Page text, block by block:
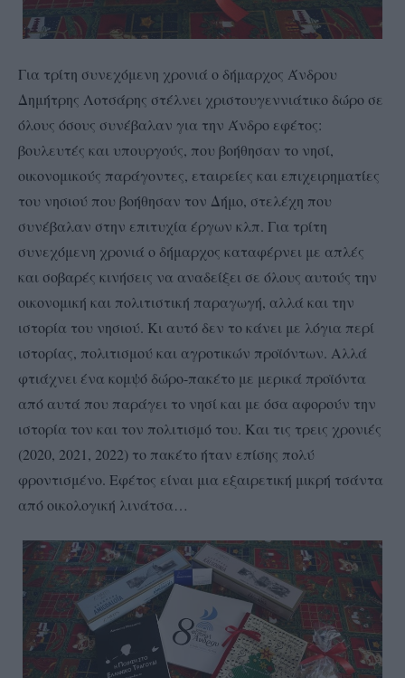
Για τρίτη συνεχόμενη χρονιά ο δήμαρχος Άνδρου
Δημήτρης Λοτσάρης στέλνει χριστουγεννιάτικο δώρο σε
όλους όσους συνέβαλαν για την Άνδρο εφέτος:
βουλευτές και υπουργούς, που βοήθησαν το νησί,
οικονομικούς παράγοντες, εταιρείες και επιχειρηματίες
του νησιού που βοήθησαν τον Δήμο, στελέχη που
συνέβαλαν στην επιτυχία έργων κλπ. Για τρίτη
συνεχόμενη χρονιά ο δήμαρχος καταφέρνει με απλές
και σοβαρές κινήσεις να αναδείξει σε όλους αυτούς την
οικονομική και πολιτιστική παραγωγή, αλλά και την
ιστορία του νησιού. Κι αυτό δεν το κάνει με λόγια περί
ιστορίας, πολιτισμού και αγροτικών προϊόντων. Αλλά
φτιάχνει ένα κομψό δώρο-πακέτο με μερικά προϊόντα
από αυτά που παράγει το νησί και με όσα αφορούν την
ιστορία τον και τον πολιτισμό του. Και τις τρεις χρονιές
(2020, 2021, 2022) το πακέτο ήταν επίσης πολύ
φροντισμένο. Εφέτος είναι μια εξαιρετική μικρή τσάντα
από οικολογική λινάτσα…